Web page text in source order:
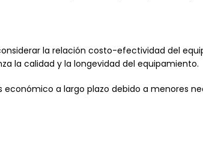
la relación costo-efectividad del
la calidad y la longevidad del equipamiento.
a largo plazo debido a menores